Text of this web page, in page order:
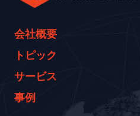
会社概要
会社概要
代表のメッセージ
沿革
トピック
イベント & ウェビナー
資料室
サービス
AI CO-CREATION
事例